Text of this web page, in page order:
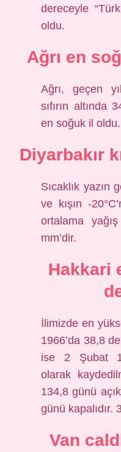
dereceyle
oldu.
Ağrı en
Ağrı, geçen
sıfırın altında
en soğuk il oldu.
Diyarbakır
Sıcaklık yazın
ve kışın -
ortalama
mm’dir.
Hakkari
İlimizde en
1966’da 38,8
ise 2 Şubat
olarak
134,8 günü
günü kapalıdır.
Van